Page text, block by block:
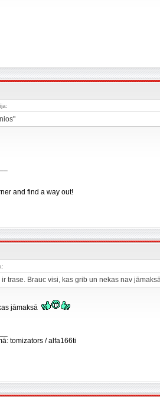
and find a way out!
trase. Brauc visi, kas grib un nekas nav
jāmaksā
tomizators / alfa166ti